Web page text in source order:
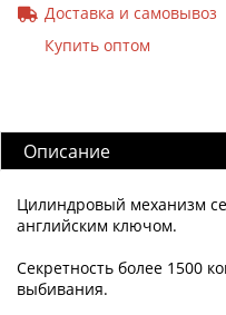
Доставка и самовывоз
Купить оптом
Описание
Цилиндровый механизм
английским ключом.
Секретность более 1500
выбивания.